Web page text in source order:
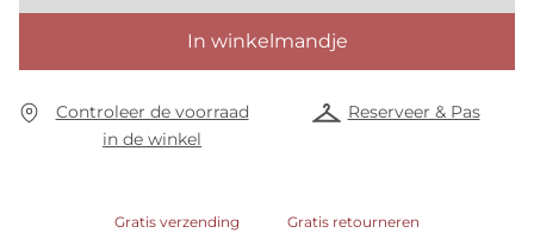
In winkelmandje
Controleer de voorraad
in de winkel
Reserveer & Pas
Gratis verzending Gratis retourneren